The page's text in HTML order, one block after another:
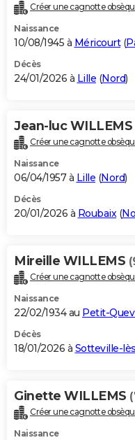
Créer une cagnotte
Naissance
10/08/1945 à Méricourt(
Décès
24/01/2026 à Lille (Nord)
Jean-luc WILLEMS
Créer une cagnotte
Naissance
06/04/1957 à Lille (Nord)
Décès
20/01/2026 à Roubaix(
Mireille WILLEMS
Créer une cagnotte
Naissance
22/02/1934 au Petit-
Décès
18/01/2026 à Sotteville-
Ginette WILLEMS
Créer une cagnotte
Naissance